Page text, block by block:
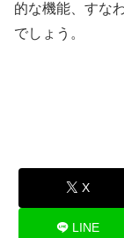
的な機能、すな
でしょう。
X
LINE